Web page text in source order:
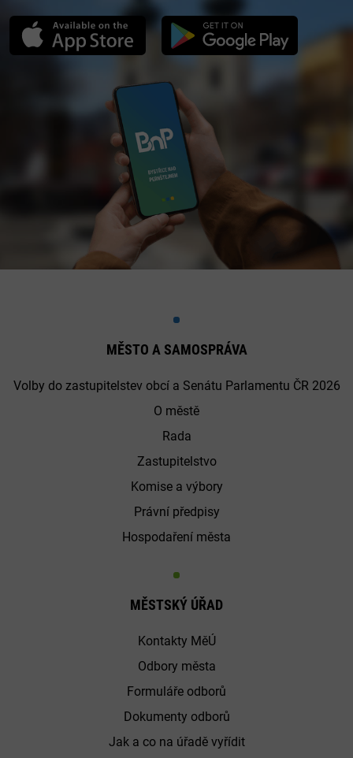
MĚSTO A SAMOSPRÁVA
Volby do zastupitelstev obcí a Senátu Parlamentu ČR 2026
O městě
Rada
Zastupitelstvo
Komise a výbory
Právní předpisy
Hospodaření města
MĚSTSKÝ ÚŘAD
Kontakty MěÚ
Odbory města
Formuláře odborů
Dokumenty odborů
Jak a co na úřadě vyřídit